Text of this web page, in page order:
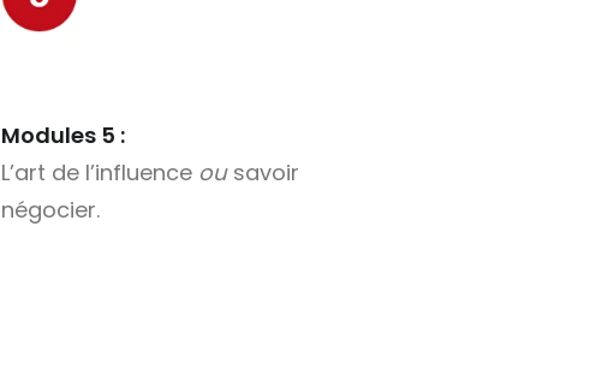
Modules 5 :
L’art de l’influence ousavoir
négocier.